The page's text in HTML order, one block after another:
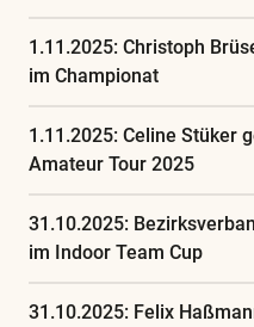
1.11.2025: Christoph
im Championat
1.11.2025: Celine Stüker
Amateur Tour 2025
31.10.2025:
im Indoor Team Cup
31.10.2025: Felix